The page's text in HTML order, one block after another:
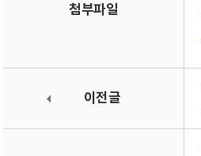
첨부파일
이전글